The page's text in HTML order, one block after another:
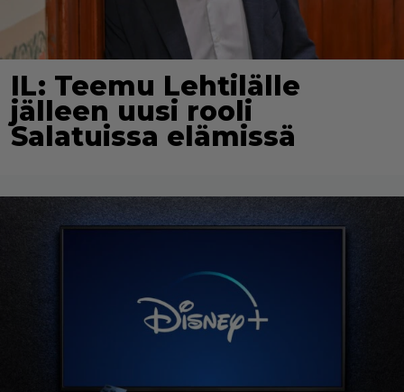
IL: Teemu Lehtilälle
jälleen uusi rooli
Salatuissa elämissä